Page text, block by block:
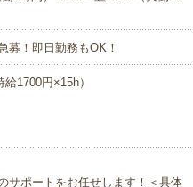
！即日勤務もOK！
1700円×15h）
サポートをお任せします！＜具体